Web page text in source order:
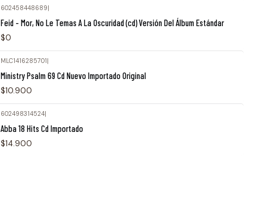
602458448689|
Feid - Mor, No Le Temas A La Oscuridad (cd) Versión Del Álbum Estándar
$0
MLC1416285701|
Ministry Psalm 69 Cd Nuevo Importado Original
$10.900
602498314524
Abba 18 Hits Cd Importado
$14.900